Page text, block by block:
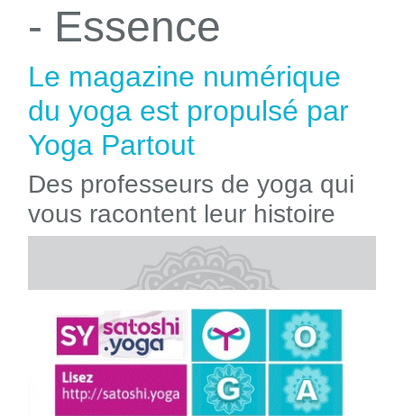
- Essence
Le magazine numérique
du yoga est propulsé par
Yoga Partout
Des professeurs de yoga qui
vous racontent leur histoire